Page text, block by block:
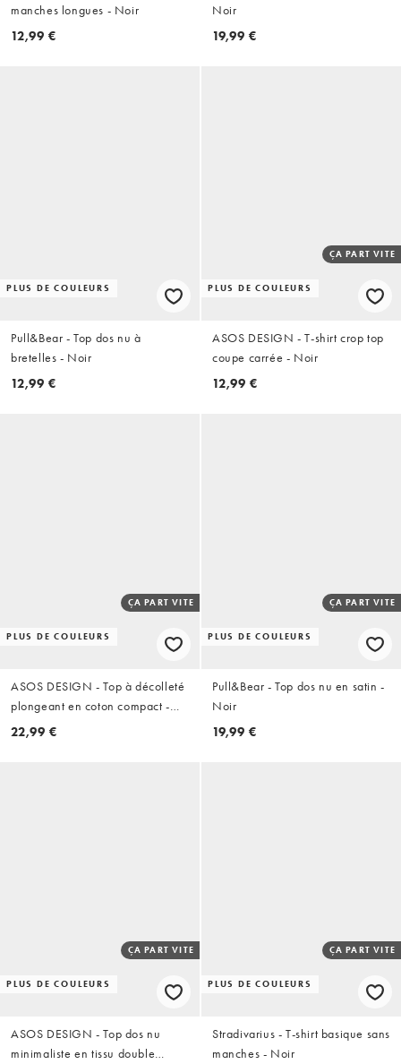
manches longues - Noir
12,99 €
Noir
19,99 €
PLUS DE COULEURS
Pull&Bear - Top dos nu à
bretelles - Noir
12,99 €
PLUS DE COULEURS
ÇA PART VITE
ASOS DESIGN - T-shirt crop top
coupe carrée - Noir
12,99 €
PLUS DE COULEURS
ÇA PART VITE
ASOS DESIGN - Top à décolleté
plongeant en coton compact -
Noir
22,99 €
PLUS DE COULEURS
ÇA PART VITE
Pull&Bear - Top dos nu en satin -
Noir
19,99 €
PLUS DE COULEURS
ÇA PART VITE
ASOS DESIGN - Top dos nu
minimaliste en tissu double
PLUS DE COULEURS
ÇA PART VITE
Stradivarius - T-shirt basique sans
manches - Noir